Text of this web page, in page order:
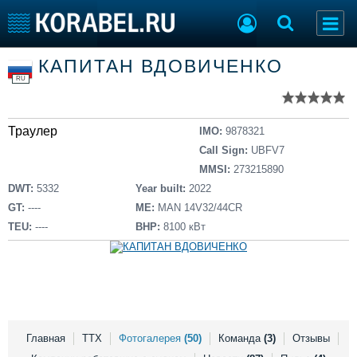
Тип судна
Добавить судно
Судостроение
Работа
Материалы
Услуги
Конференции
Флот
RU
КАПИТАН ВДОВИЧЕНКО
Траулер IMO: 9878321
Call Sign: UBFV7
MMSI: 273215890
DWT: 5332
GT: ----
TEU: ----
Year built: 2022
ME: MAN 14V32/44CR
BHP: 8100 кВт
Главная ТТХ Фотогалерея (50) Команда (3)
Отзывы